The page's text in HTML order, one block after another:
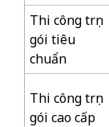
Thi công trọn
gói tiêu
chuẩn
Thi công trọn
gói cao cấp